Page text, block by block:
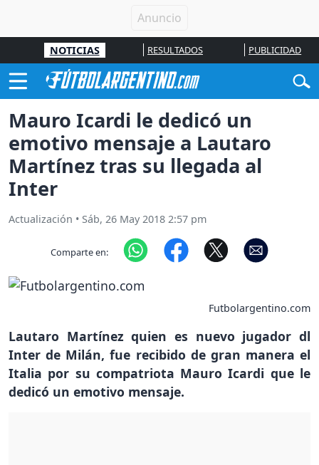
NOTICIAS RESULTADOS PUBLICIDAD
Mauro Icardi le dedicó un
emotivo mensaje a Lautaro
Martínez tras su llegada al
Inter
Actualización • Sáb, 26 May 2018 2:57 pm
Comparte en:
Futbolargentino.com
Lautaro Martínez quien es nuevo jugador dl
Inter de Milán, fue recibido de gran manera el
Italia por su compatriota Mauro Icardi que le
dedicó un emotivo mensaje.